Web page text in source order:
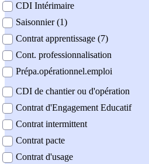
CDI Intérimaire
Saisonnier (1)
Contrat apprentissage (7)
Cont. professionnalisation
Prépa.opérationnel.emploi
CDI de chantier ou d'opération
Contrat d'Engagement Educatif
Contrat intermittent
Contrat pacte
Contrat d'usage